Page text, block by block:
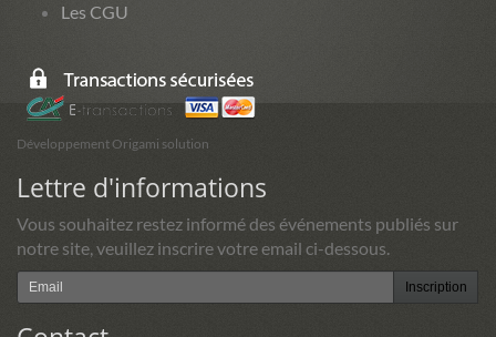
Les CGU
Développement Origami solution
Lettre d'informations
Vous souhaitez restez informé des événements publiés sur
notre site, veuillez inscrire votre email ci-dessous.
Inscription